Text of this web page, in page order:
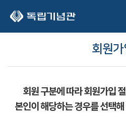
회원가
회원 구분에 따라 회원가입
본인이 해당하는 경우를 선택